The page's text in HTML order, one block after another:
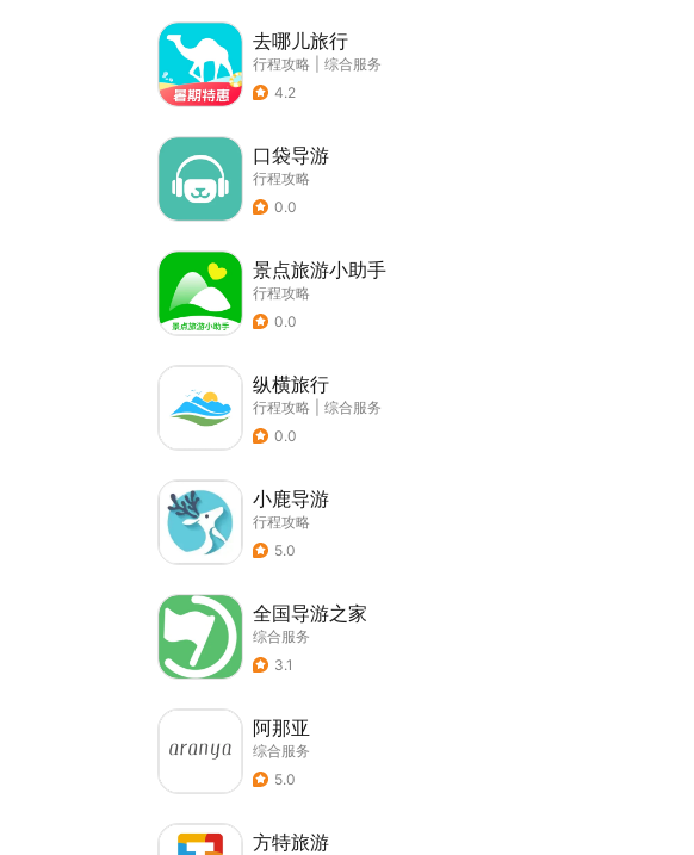
去哪儿旅行
行程攻略
综合服务
4.2
口袋导游
行程攻略
0.0
景点旅游小助手
行程攻略
0.0
纵横旅行
行程攻略
综合服务
0.0
小鹿导游
行程攻略
5.0
全国导游之家
综合服务
3.1
阿那亚
综合服务
5.0
方特旅游